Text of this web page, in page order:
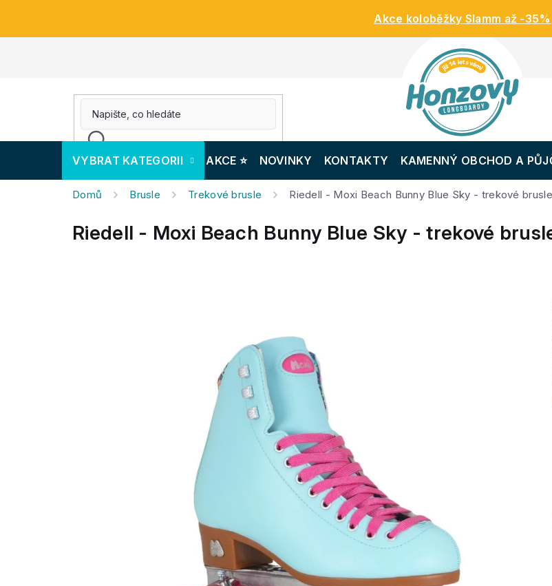
Akce koloběžky Slamm až -35%
VYBRAT KATEGORII AKCE ⭐️ NOVINKY KONTAKTY KAMENNÝ OBCHOD A
Domů Brusle Trekové brusle Riedell - Moxi Beach Bunny Blue Sky - trekové brusle
Riedell - Moxi Beach Bunny Blue Sky - trekové